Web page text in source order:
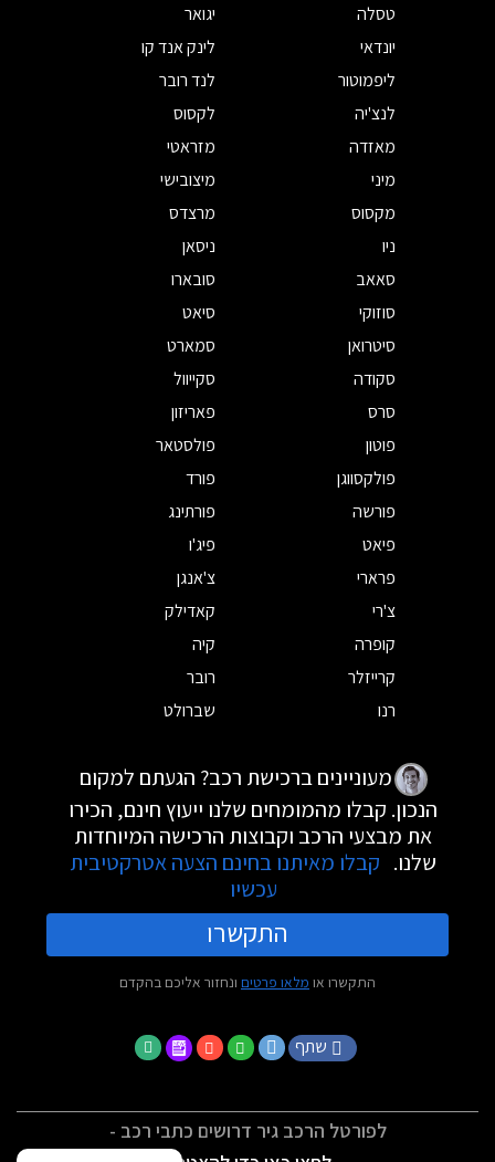
טסלה
יגואר
יונדאי
לינק אנד קו
ליפמוטור
לנד רובר
לנצ'יה
לקסוס
מאזדה
מזראטי
מיני
מיצובישי
מקסוס
מרצדס
ניו
ניסאן
סאאב
סובארו
סוזוקי
סיאט
סיטרואן
סמארט
סקודה
סקייוול
סרס
פאריזון
פוטון
פולסטאר
פולקסווגן
פורד
פורשה
פורתינג
פיאט
פיג'ו
פרארי
צ'אנגן
צ'רי
קאדילק
קופרה
קיה
קרייזלר
רובר
רנו
שברולט
מעוניינים ברכישת רכב? הגעתם למקום
הנכון. קבלו מהמומחים שלנו ייעוץ חינם, הכירו
את מבצעי הרכב וקבוצות הרכישה המיוחדות
שלנו. קבלו מאיתנו בחינם הצעה אטרקטיבית
עכשיו
התקשרו
התקשרו או מלאו פרטים ונחזור אליכם בהקדם
שתף
לפורטל הרכב גיר דרושים כתבי רכב -